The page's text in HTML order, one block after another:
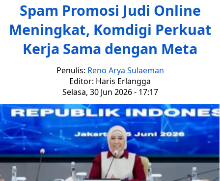
Spam Promosi Judi Online
Meningkat, Komdigi Perkuat
Kerja Sama dengan Meta
Penulis: Reno Arya Sulaeman
Editor: Haris Erlangga
Selasa, 30 Jun 2026 - 17:17